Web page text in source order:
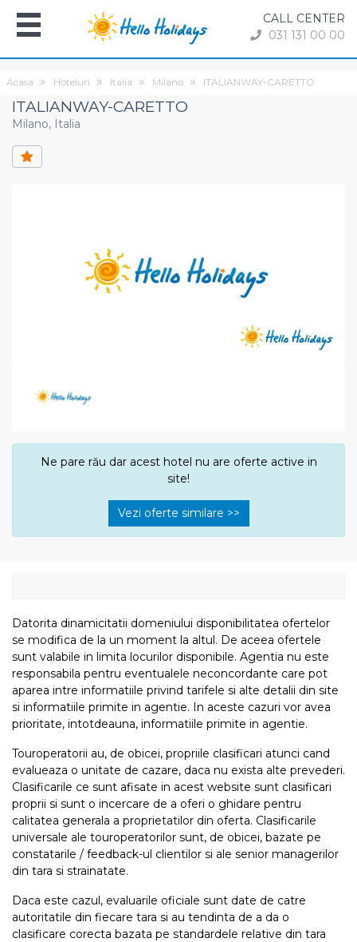
CALL CENTER
031 131 00 00
Acasa Hoteluri Italia Milano ITALIANWAY-CARETTO
ITALIANWAY-CARETTO
Milano, Italia
Ne pare rău dar acest hotel nu are oferte active in
site!
Vezi oferte similare >>
Datorita dinamicitatii domeniului disponibilitatea ofertelor
se modifica de la un moment la altul. De aceea ofertele
sunt valabile in limita locurilor disponibile. Agentia nu este
responsabila pentru eventualele neconcordante care pot
aparea intre informatiile privind tarifele si alte detalii din site
si informatiile primite in agentie. In aceste cazuri vor avea
prioritate, intotdeauna, informatiile primite in agentie.
Touroperatorii au, de obicei, propriile clasificari atunci cand
evalueaza o unitate de cazare, daca nu exista alte prevederi.
Clasificarile ce sunt afisate in acest website sunt clasificari
proprii si sunt o incercare de a oferi o ghidare pentru
calitatea generala a proprietatilor din oferta. Clasificarile
universale ale touroperatorilor sunt, de obicei, bazate pe
constatarile / feedback-ul clientilor si ale senior managerilor
din tara si strainatate.
Daca este cazul, evaluarile oficiale sunt date de catre
autoritatile din fiecare tara si au tendinta de a da o
clasificare corecta bazata pe standardele relative din tara